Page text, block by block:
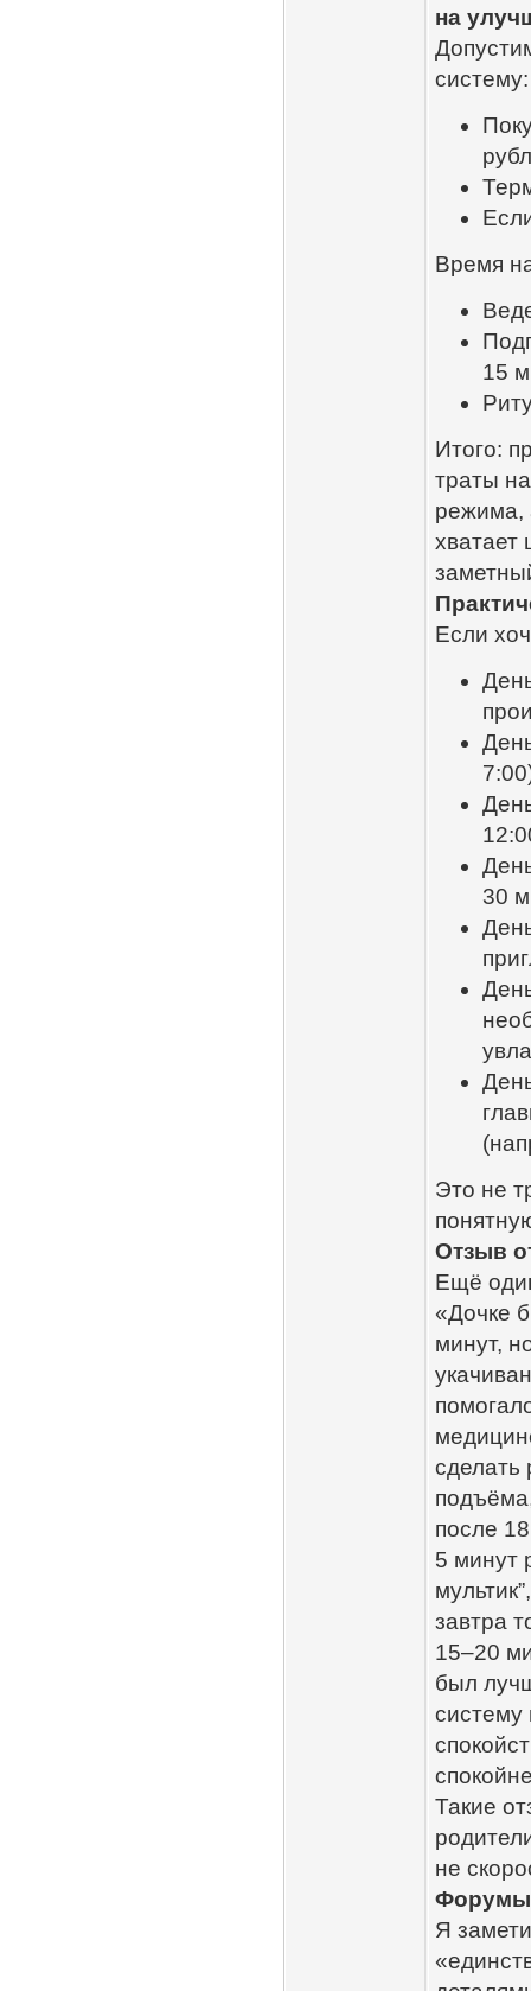
на
систему:
Время
15
Итого:
траты
режима,
хватает
Если
30
Это не
Отзыв
Ещё
«Дочке
минут,
сделать
после
5 минут
завтра
15–20
был
Такие
не
Форумы
Я